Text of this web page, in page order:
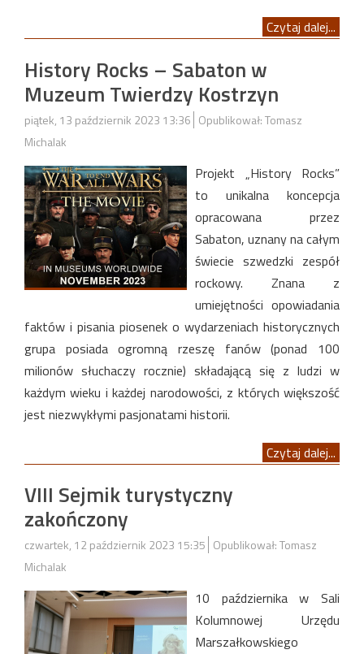
Czytaj dalej...
History Rocks – Sabaton w
Muzeum Twierdzy Kostrzyn
piątek, 13 październik 2023 13:36 Opublikował: Tomasz
Michalak
Projekt „History Rocks”
to unikalna koncepcja
opracowana przez
Sabaton, uznany na całym
świecie szwedzki zespół
rockowy. Znana z
umiejętności opowiadania
faktów i pisania piosenek o wydarzeniach historycznych
grupa posiada ogromną rzeszę fanów (ponad 100
milionów słuchaczy rocznie) składającą się z ludzi w
każdym wieku i każdej narodowości, z których większość
jest niezwykłymi pasjonatami historii.
Czytaj dalej...
VIII Sejmik turystyczny
zakończony
czwartek, 12 październik 2023 15:35 Opublikował: Tomasz
Michalak
10 października w Sali
Kolumnowej Urzędu
Marszałkowskiego